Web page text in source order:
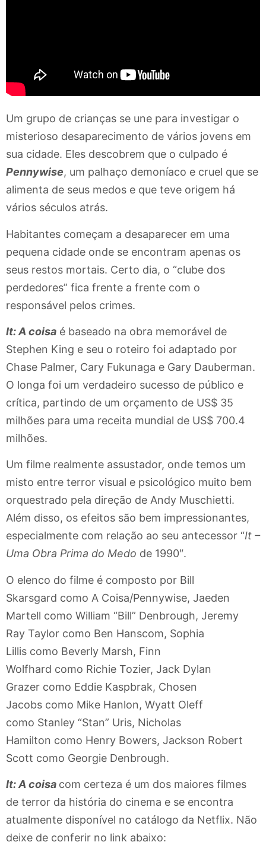
Um grupo de crianças se une para investigar o
misterioso desaparecimento de vários jovens em
sua cidade. Eles descobrem que o culpado é
Pennywise, um palhaço demoníaco e cruel que se
alimenta de seus medos e que teve origem há
vários séculos atrás.
Habitantes começam a desaparecer em uma
pequena cidade onde se encontram apenas os
seus restos mortais. Certo dia, o “clube dos
perdedores” fica frente a frente com o
responsável pelos crimes.
It: A coisa é baseado na obra memorável de
Stephen King e seu o roteiro foi adaptado por
Chase Palmer, Cary Fukunaga e Gary Dauberman.
O longa foi um verdadeiro sucesso de público e
crítica, partindo de um orçamento de US$ 35
milhões para uma receita mundial de US$ 700.4
milhões.
Um filme realmente assustador, onde temos um
misto entre terror visual e psicológico muito bem
orquestrado pela direção de Andy Muschietti.
Além disso, os efeitos são bem impressionantes,
especialmente com relação ao seu antecessor “It –
Uma Obra Prima do Medo de 1990″.
O elenco do filme é composto por Bill
Skarsgard como A Coisa/Pennywise, Jaeden
Martell como William “Bill” Denbrough, Jeremy
Ray Taylor como Ben Hanscom, Sophia
Lillis como Beverly Marsh, Finn
Wolfhard como Richie Tozier, Jack Dylan
Grazer como Eddie Kaspbrak, Chosen
Jacobs como Mike Hanlon, Wyatt Oleff
como Stanley “Stan” Uris, Nicholas
Hamilton como Henry Bowers, Jackson Robert
Scott como Georgie Denbrough.
It: A coisa com certeza é um dos maiores filmes
de terror da história do cinema e se encontra
atualmente disponível no catálogo da Netflix. Não
deixe de conferir no link abaixo: